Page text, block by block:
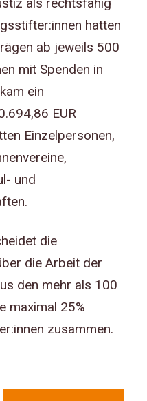
hatten
ab jeweils 500
mit Spenden in
ein
EUR
Einzelpersonen,
und
die
die Arbeit der
den mehr als 100
maximal 25%
zusammen.